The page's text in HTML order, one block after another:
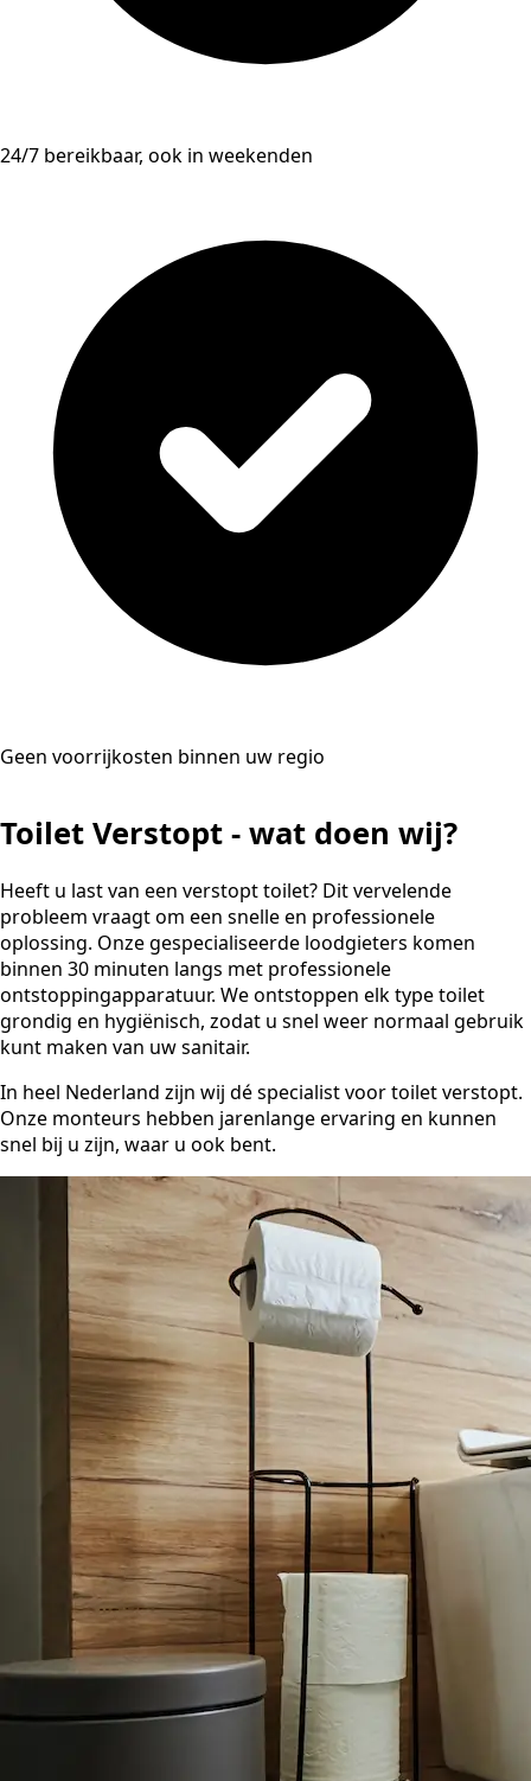
24/7 bereikbaar, ook in weekenden
Geen voorrijkosten binnen uw regio
Toilet Verstopt - wat doen wij?
Heeft u last van een verstopt toilet? Dit vervelende
probleem vraagt om een snelle en professionele
oplossing. Onze gespecialiseerde loodgieters komen
binnen 30 minuten langs met professionele
ontstoppingapparatuur. We ontstoppen elk type toilet
grondig en hygiënisch, zodat u snel weer normaal gebruik
kunt maken van uw sanitair.
In heel Nederland zijn wij dé specialist voor toilet verstopt.
Onze monteurs hebben jarenlange ervaring en kunnen
snel bij u zijn, waar u ook bent.